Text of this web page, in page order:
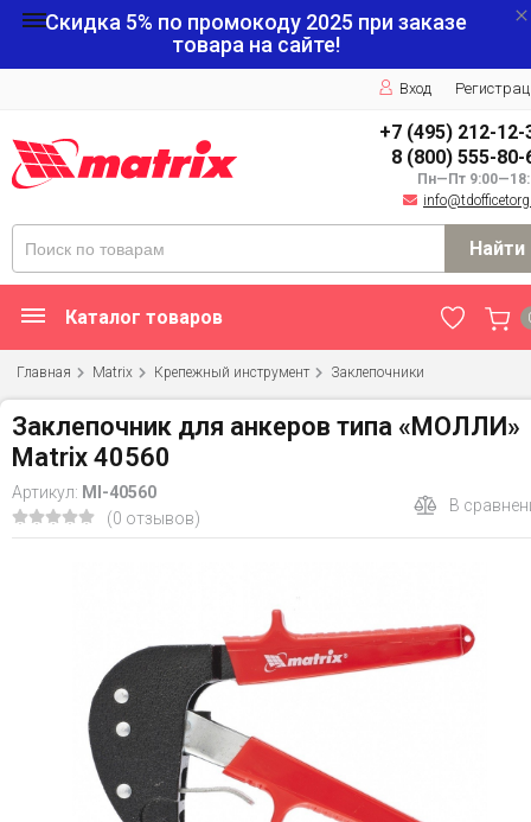
Скидка 5% по промокоду 2025 при заказе
товара на сайте!
Вход
+7 (495) 212-12-
8 (800) 555-80-
Пн—Пт
Найти
Каталог товаров
Главная Matrix Крепежный инструмент Заклепочники
Заклепочник для анкеров типа «МОЛЛИ»
Matrix 40560
Артикул: MI-40560
(0 отзывов)
В